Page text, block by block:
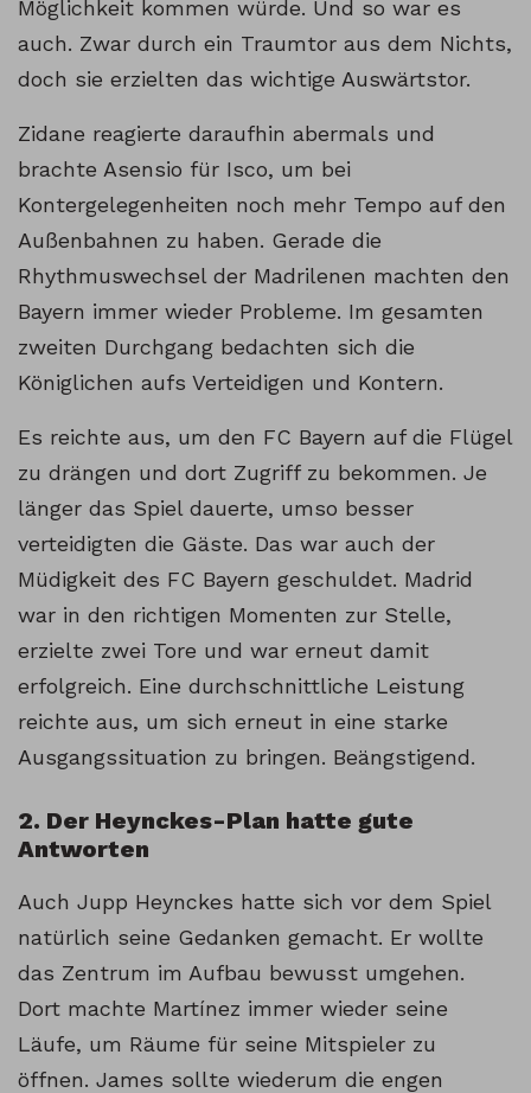
Möglichkeit kommen würde. Und so war es
auch. Zwar durch ein Traumtor aus dem Nichts,
doch sie erzielten das wichtige Auswärtstor.
Zidane reagierte daraufhin abermals und
brachte Asensio für Isco, um bei
Kontergelegenheiten noch mehr Tempo auf den
Außenbahnen zu haben. Gerade die
Rhythmuswechsel der Madrilenen machten den
Bayern immer wieder Probleme. Im gesamten
zweiten Durchgang bedachten sich die
Königlichen aufs Verteidigen und Kontern.
Es reichte aus, um den FC Bayern auf die Flügel
zu drängen und dort Zugriff zu bekommen. Je
länger das Spiel dauerte, umso besser
verteidigten die Gäste. Das war auch der
Müdigkeit des FC Bayern geschuldet. Madrid
war in den richtigen Momenten zur Stelle,
erzielte zwei Tore und war erneut damit
erfolgreich. Eine durchschnittliche Leistung
reichte aus, um sich erneut in eine starke
Ausgangssituation zu bringen. Beängstigend.
2. Der Heynckes-Plan hatte gute
Antworten
Auch Jupp Heynckes hatte sich vor dem Spiel
natürlich seine Gedanken gemacht. Er wollte
das Zentrum im Aufbau bewusst umgehen.
Dort machte Martínez immer wieder seine
Läufe, um Räume für seine Mitspieler zu
öffnen. James sollte wiederum die engen